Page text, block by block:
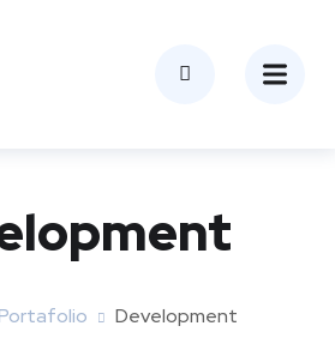
Development